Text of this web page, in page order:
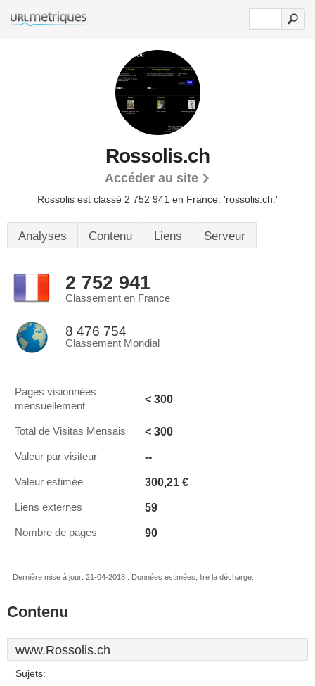
Rossolis.ch
Accéder au site
Rossolis est classé 2 752 941 en France. 'rossolis.ch.'
Analyses Contenu Liens Serveur
2 752 941
Classement en France
8 476 754
Classement Mondial
Pages visionnées
mensuellement
< 300
Total de Visitas Mensais < 300
Valeur par visiteur --
Valeur estimée 300,21 €
Liens externes 59
Nombre de pages 90
Dernière mise à jour: 21-04-2018 . Données estimées, lire la décharge.
Contenu
www.Rossolis.ch
Sujets: